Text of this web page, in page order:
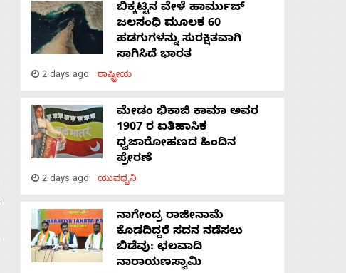
ಬಿಕ್ಕಟ್ಟಿನ ವೇಳೆ ಹಾರ್ಮುಜ್
ಜಲಸಂಧಿ ಮೂಲಕ 60
ಹಡಗುಗಳನ್ನು ಸುರಕ್ಷಿತವಾಗಿ
ಸಾಗಿಸಿದೆ ಭಾರತ
2 days ago ರಾಷ್ಟ್ರೀಯ
ಮೇಡಂ ಭಿಕಾಜಿ ಕಾಮಾ ಅವರ
1907 ರ ಐತಿಹಾಸಿಕ
ಧ್ವಜಾರೋಹಣದ ಹಿಂದಿನ
ಪ್ರೇರಣೆ
2 days ago ಯುವಧ್ವನಿ
ನಾಗೇಂದ್ರ ರಾಜೀನಾಮೆ
ಕೊಡದಿದ್ದರೆ ಸದನ ನಡೆಸಲು
ಬಿಡೆವು: ಛಲವಾದಿ
ನಾರಾಯಣಸ್ವಾಮಿ